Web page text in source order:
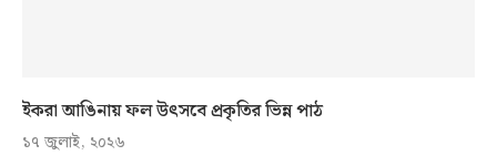
ইকরা আঙিনায় ফল উৎসবে প্রকৃতির ভিন্ন পাঠ
১৭ জুলাই, ২০২৬